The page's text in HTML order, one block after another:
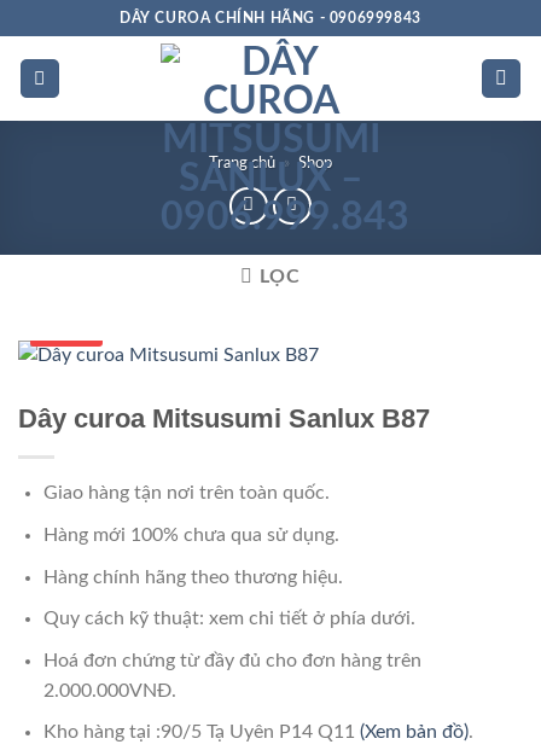
dung
DÂY CUROA CHÍNH HÃNG - 0906999843
Trang chủ » Shop
LỌC
Dây curoa Mitsusumi Sanlux B87
Giao hàng tận nơi trên toàn quốc.
Hàng mới 100% chưa qua sử dụng.
Hàng chính hãng theo thương hiệu.
Quy cách kỹ thuật: xem chi tiết ở phía dưới.
Hoá đơn chứng từ đầy đủ cho đơn hàng trên
2.000.000VNĐ.
Kho hàng tại :90/5 Tạ Uyên P14 Q11 (Xem bản đồ).